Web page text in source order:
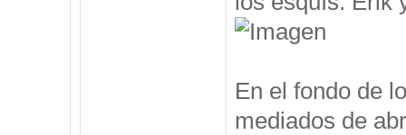
En el fondo de
mediados de